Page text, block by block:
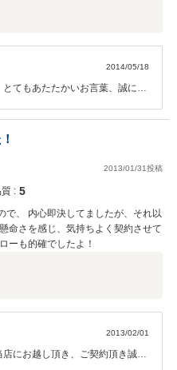
た。 他店の物件にも関わらず迅速
した。 担当者様、及び従業員の
ています。 ラビット婦中店様での
からは新車の購入時でも婦中店様に
2014/05/18
てもあたたかいお言葉、誠に有
越しの際はお気軽にご来店下さ
おります。
2013/01/31投稿
: 5
で、 内心即決してましたが、それ以
命さを感じ、気持ちよく契約させて
ーも的確でしたよ！
2013/02/01
にお越し頂き、ご契約頂き誠に